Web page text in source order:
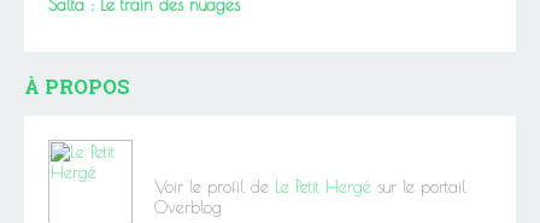
Salta : Le train des nuages
À PROPOS
Voir le profil de Le Petit Hergé sur le portail
Overblog